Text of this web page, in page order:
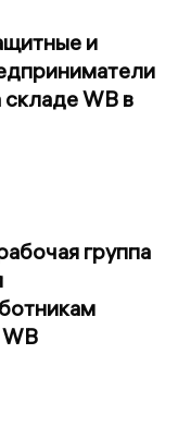
и
складе WB в
группа